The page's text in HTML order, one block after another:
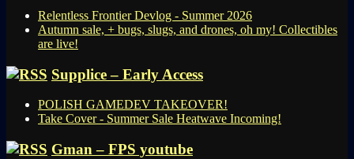
Relentless Frontier Devlog - Summer 2026
Autumn sale, + bugs, slugs, and drones, oh my! Collectibles
are live!
Supplice – Early Access
POLISH GAMEDEV TAKEOVER!
Take Cover - Summer Sale Heatwave Incoming!
Gman – FPS youtube